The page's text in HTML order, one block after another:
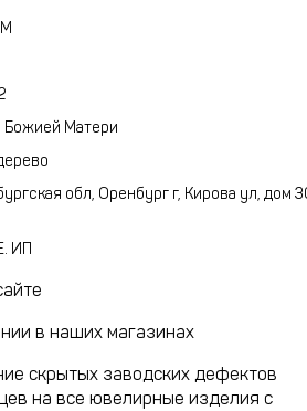
Божией Матери
обл, Оренбург г, Кирова ул, дом
ИП
в наших магазинах
скрытых заводских дефектов
на все ювелирные изделия с